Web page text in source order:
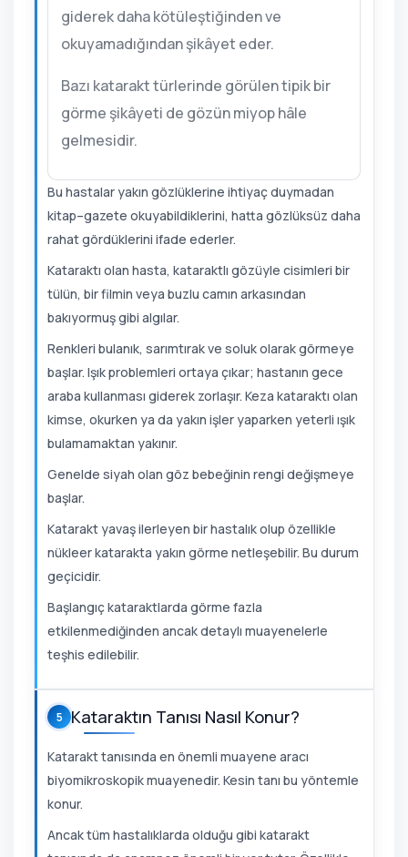
giderek daha kötüleştiğinden ve
okuyamadığından şikâyet eder.
Bazı katarakt türlerinde görülen tipik bir
görme şikâyeti de gözün miyop hâle
gelmesidir.
Bu hastalar yakın gözlüklerine ihtiyaç duymadan
kitap–gazete okuyabildiklerini, hatta gözlüksüz daha
rahat gördüklerini ifade ederler.
Kataraktı olan hasta, kataraktlı gözüyle cisimleri bir
tülün, bir filmin veya buzlu camın arkasından
bakıyormuş gibi algılar.
Renkleri bulanık, sarımtırak ve soluk olarak görmeye
başlar. Işık problemleri ortaya çıkar; hastanın gece
araba kullanması giderek zorlaşır. Keza kataraktı olan
kimse, okurken ya da yakın işler yaparken yeterli ışık
bulamamaktan yakınır.
Genelde siyah olan göz bebeğinin rengi değişmeye
başlar.
Katarakt yavaş ilerleyen bir hastalık olup özellikle
nükleer katarakta yakın görme netleşebilir. Bu durum
geçicidir.
Başlangıç kataraktlarda görme fazla
etkilenmediğinden ancak detaylı muayenelerle
teşhis edilebilir.
5 Kataraktın Tanısı Nasıl Konur?
Katarakt tanısında en önemli muayene aracı
biyomikroskopik muayenedir. Kesin tanı bu yöntemle
konur.
Ancak tüm hastalıklarda olduğu gibi katarakt